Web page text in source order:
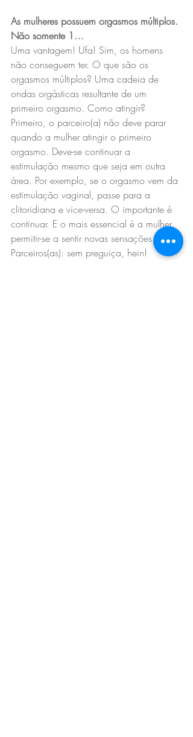
As mulheres possuem orgasmos múltiplos.
Não somente 1…
Uma vantagem! Ufa! Sim, os homens
não conseguem ter. O que são os
orgasmos múltiplos? Uma cadeia de
ondas orgásticas resultante de um
primeiro orgasmo. Como atingir?
Primeiro, o parceiro(a) não deve parar
quando a mulher atingir o primeiro
orgasmo. Deve-se continuar a
estimulação mesmo que seja em outra
área. Por exemplo, se o orgasmo vem da
estimulação vaginal, passe para a
clitoridiana e vice-versa. O importante é
continuar. E o mais essencial é a mulher
permitir-se a sentir novas sensações.
Parceiros(as): sem preguiça, hein!